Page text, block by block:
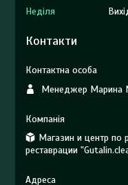
Неділя
Контакти
Менеджер Марина
Магазин и центр по
реставрации